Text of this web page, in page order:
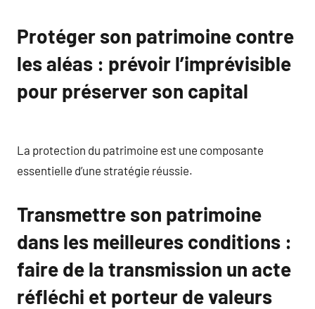
Protéger son patrimoine contre
les aléas : prévoir l’imprévisible
pour préserver son capital
La protection du patrimoine est une composante
essentielle d’une stratégie réussie.
Transmettre son patrimoine
dans les meilleures conditions :
faire de la transmission un acte
réfléchi et porteur de valeurs